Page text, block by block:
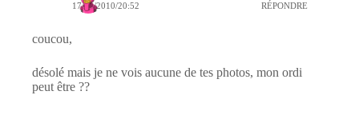
17/09/2010/20:52 RÉPONDRE
coucou,
désolé mais je ne vois aucune de tes photos, mon ordi
peut être ??